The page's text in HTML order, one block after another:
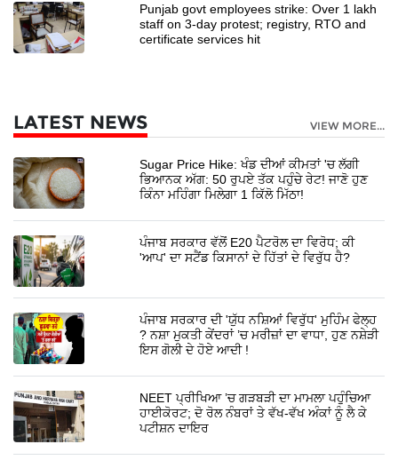
Punjab govt employees strike: Over 1 lakh
staff on 3-day protest; registry, RTO and
certificate services hit
LATEST NEWS VIEW MORE...
Sugar Price Hike: ਖੰਡ ਦੀਆਂ ਕੀਮਤਾਂ 'ਚ ਲੱਗੀ
ਭਿਆਨਕ ਅੱਗ: 50 ਰੁਪਏ ਤੱਕ ਪਹੁੰਚੇ ਰੇਟ! ਜਾਣੋ ਹੁਣ
ਕਿੰਨਾ ਮਹਿੰਗਾ ਮਿਲੇਗਾ 1 ਕਿੱਲੋ ਮਿੱਠਾ!
ਪੰਜਾਬ ਸਰਕਾਰ ਵੱਲੋਂ E20 ਪੈਟਰੋਲ ਦਾ ਵਿਰੋਧ; ਕੀ
'ਆਪ' ਦਾ ਸਟੈਂਡ ਕਿਸਾਨਾਂ ਦੇ ਹਿੱਤਾਂ ਦੇ ਵਿਰੁੱਧ ਹੈ?
ਪੰਜਾਬ ਸਰਕਾਰ ਦੀ 'ਯੁੱਧ ਨਸ਼ਿਆਂ ਵਿਰੁੱਧ' ਮੁਹਿੰਮ ਫੇਲ੍ਹ
? ਨਸ਼ਾ ਮੁਕਤੀ ਕੇਂਦਰਾਂ ’ਚ ਮਰੀਜ਼ਾਂ ਦਾ ਵਾਧਾ, ਹੁਣ ਨਸ਼ੇੜੀ
ਇਸ ਗੋਲੀ ਦੇ ਹੋਏ ਆਦੀ !
NEET ਪ੍ਰੀਖਿਆ ’ਚ ਗੜਬੜੀ ਦਾ ਮਾਮਲਾ ਪਹੁੰਚਿਆ
ਹਾਈਕੋਰਟ; ਦੋ ਰੋਲ ਨੰਬਰਾਂ ਤੇ ਵੱਖ-ਵੱਖ ਅੰਕਾਂ ਨੂੰ ਲੈ ਕੇ
ਪਟੀਸ਼ਨ ਦਾਇਰ